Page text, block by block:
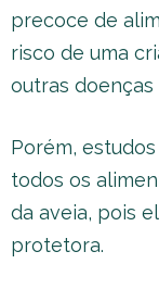
precoce de
risco de uma
outras doenças
Porém,
todos os
da aveia, pois
protetora.